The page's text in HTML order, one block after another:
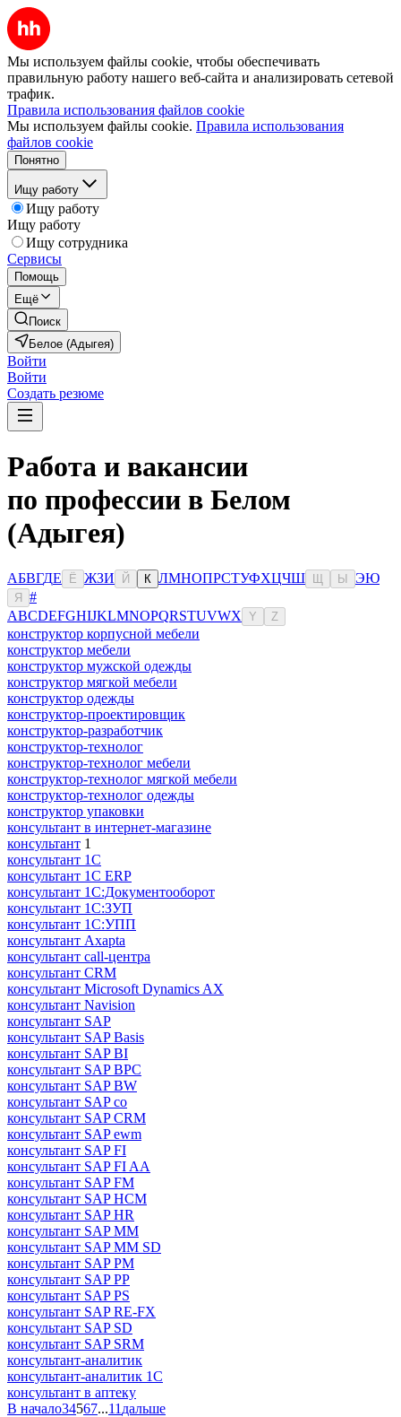
Мы используем файлы cookie, чтобы обеспечивать
правильную работу нашего веб-сайта и анализировать сетевой
трафик.
Правила использования файлов cookie
Мы используем файлы cookie. Правила использования
файлов cookie
Понятно
Ищу работу
Ищу работу
Ищу работу
Ищу сотрудника
Сервисы
Помощь
Ещё
Поиск
Белое (Адыгея)
Войти
Войти
Создать резюме
Работа и вакансии
по профессии в Белом
(Адыгея)
АБВГДЕ Ё ЖЗИ Й К ЛМНОПРСТУФХЦЧШ Ы ЭЮ
Я
#
ABCDEFGHIJKLMNOPQRSTUVWX Y Z
конструктор корпусной мебели
конструктор мебели
конструктор мужской одежды
конструктор мягкой мебели
конструктор одежды
конструктор-проектировщик
конструктор-разработчик
конструктор-технолог
конструктор-технолог мебели
конструктор-технолог мягкой мебели
конструктор-технолог одежды
конструктор упаковки
консультaнт в интернет-мaгазине
консультант 1
консультант 1С
консультант 1С ERP
консультант 1С:Документооборот
консультант 1С:ЗУП
консультант 1С:УПП
консультант Axapta
консультант call-центра
консультант CRM
консультант Microsoft Dynamics AX
консультант Navision
консультант SAP
консультант SAP Basis
консультант SAP BI
консультант SAP BPC
консультант SAP BW
консультант SAP co
консультант SAP CRM
консультант SAP ewm
консультант SAP FI
консультант SAP FI AA
консультант SAP FM
консультант SAP HCM
консультант SAP HR
консультант SAP MM
консультант SAP MM SD
консультант SAP PM
консультант SAP PP
консультант SAP PS
консультант SAP RE-FX
консультант SAP SD
консультант SAP SRM
консультант-аналитик
консультант-аналитик 1С
консультант в аптеку
В начало34567...11 дальше